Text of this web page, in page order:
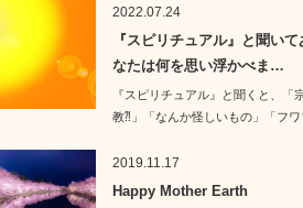
2022.07.24
『スピリチュアル』と聞いて
なたは何を思い浮かべま…
『スピリチュアル』と聞くと、「
教⁈」「なんか怪しいもの」「フワ
2019.11.17
Happy Mother Earth